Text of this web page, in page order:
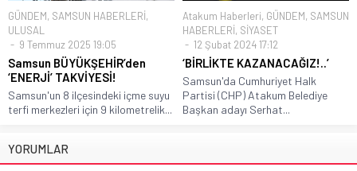
GÜNDEM, SAMSUN HABERLERİ,
ULUSAL
9 Temmuz 2025 19:05
Samsun BÜYÜKŞEHİR’den
‘ENERJİ’ TAKVİYESİ!
Samsun'un 8 ilçesindeki içme suyu
terfi merkezleri için 9 kilometrelik...
Atakum Haberleri, GÜNDEM, SAMSUN
HABERLERİ, SİYASET
12 Şubat 2024 17:12
‘BİRLİKTE KAZANACAĞIZ!..’
Samsun'da Cumhuriyet Halk
Partisi (CHP) Atakum Belediye
Başkan adayı Serhat...
YORUMLAR